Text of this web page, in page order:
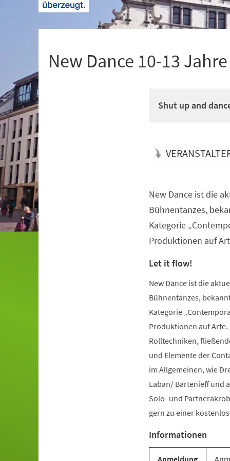
New Dance 10-13
Shut up and
New Dance ist die
Bühnentanzes,
Kategorie
Produktionen auf
Let it flow!
New Dance ist die
Bühnentanzes,
Kategorie
Produktionen auf Arte.
Rolltechniken,
und Elemente der
im Allgemeinen, wie
Laban/ Bartenieff und
Solo- und
gern zu einer
Informationen
Anmeldung